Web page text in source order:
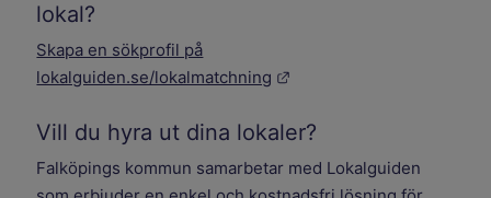
lokal?
Skapa en sökprofil på
lokalguiden.se/lokalmatchning
Vill du hyra ut dina lokaler?
Falköpings kommun samarbetar med Lokalguiden